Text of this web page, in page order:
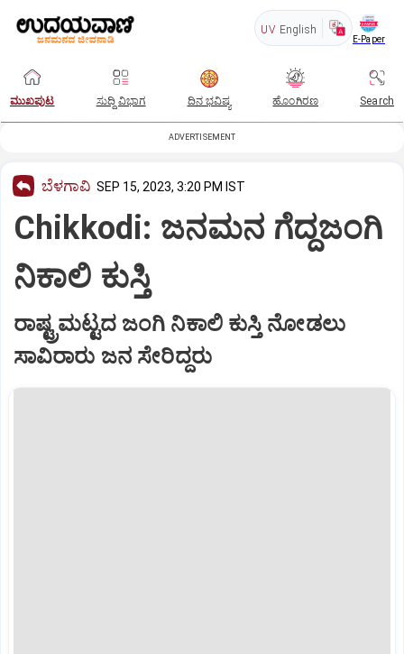
UV English
E-Paper
ಮುಖಪುಟ ಸುದ್ದಿ ವಿಭಾಗ ದಿನ ಭವಿಷ್ಯ ಹೊಂಗಿರಣ Search
ADVERTISEMENT
ಬೆಳಗಾವಿ SEP 15, 2023, 3:20 PM IST
Chikkodi: ಜನಮನ ಗೆದ್ದಜಂಗಿ
ನಿಕಾಲಿ ಕುಸ್ತಿ
ರಾಷ್ಟ್ರಮಟ್ಟದ ಜಂಗಿ ನಿಕಾಲಿ ಕುಸ್ತಿ ನೋಡಲು
ಸಾವಿರಾರು ಜನ ಸೇರಿದ್ದರು